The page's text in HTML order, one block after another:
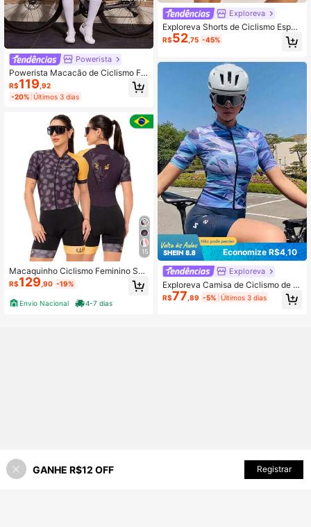
Powerista
Powerista Macacão de Ciclismo Fe
minino Rosa + Branco de Manga Cu
rta e Shorts Curtos
R$119 ,92
-20% Últimos 3 dias
15
Macaquinho Ciclismo Feminino Sub
limado Manga Curta Macacão Forr
o Gel Bike Bicicleta Pedal Proteção
UV Respirável Cápsula
R$129 ,90 -19%
Envio Nacional 4-7 dias
Exploreva
Exploreva Shorts de Ciclismo Esport
ivos Justos de Cintura Alta Cor Sóli
da para Mulheres
R$52 ,75 -45%
Economize R$4,10
Exploreva
Exploreva Camisa de Ciclismo de M
anga Curta com Estampa Aleatória
Feminina
R$77 ,89 -5% Últimos 3 dias
ADICIONAR AO CARRINHO
GANHE R$12 OFF Registrar